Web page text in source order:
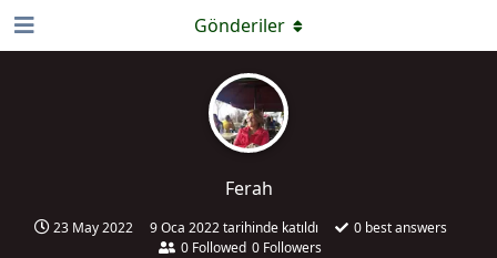
Ferah
23 May 2022 9 Oca 2022tarihinde katıldı 0best answers
0 Followed 0 Followers
Gönderiler